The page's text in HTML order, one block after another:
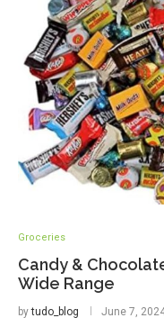
Groceries
Candy &
Wide Range
bytudo_blog June 7,